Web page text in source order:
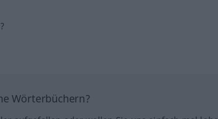
Wörterbüchern?